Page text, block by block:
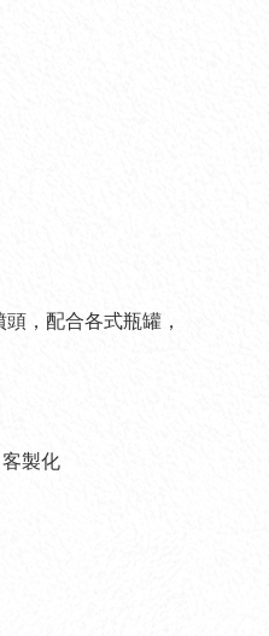
，配合各式瓶罐，
製化